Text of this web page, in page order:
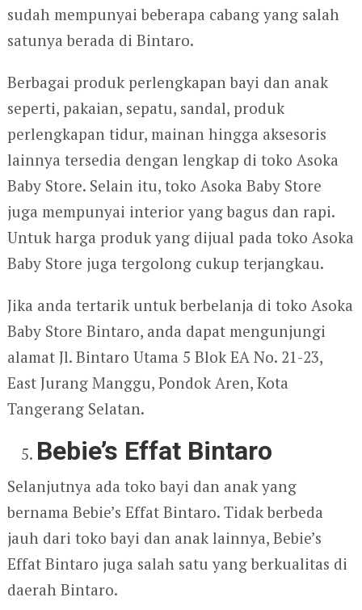
sudah mempunyai beberapa cabang yang salah
satunya berada di Bintaro.
Berbagai produk perlengkapan bayi dan anak
seperti, pakaian, sepatu, sandal, produk
perlengkapan tidur, mainan hingga aksesoris
lainnya tersedia dengan lengkap di toko Asoka
Baby Store. Selain itu, toko Asoka Baby Store
juga mempunyai interior yang bagus dan rapi.
Untuk harga produk yang dijual pada toko Asoka
Baby Store juga tergolong cukup terjangkau.
Jika anda tertarik untuk berbelanja di toko Asoka
Baby Store Bintaro, anda dapat mengunjungi
alamat Jl. Bintaro Utama 5 Blok EA No. 21-23,
East Jurang Manggu, Pondok Aren, Kota
Tangerang Selatan.
Bebie’s Effat Bintaro
Selanjutnya ada toko bayi dan anak yang
bernama Bebie’s Effat Bintaro. Tidak berbeda
jauh dari toko bayi dan anak lainnya, Bebie’s
Effat Bintaro juga salah satu yang berkualitas di
daerah Bintaro.